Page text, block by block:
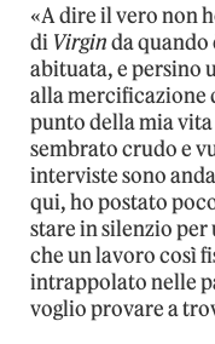
«A dire il vero non
di Virginda quando
abituata, e persino
alla mercificazione
punto della mia
sembrato crudo e
interviste sono
qui, ho postato
stare in silenzio per
che un lavoro così
intrappolato nelle
voglio provare a